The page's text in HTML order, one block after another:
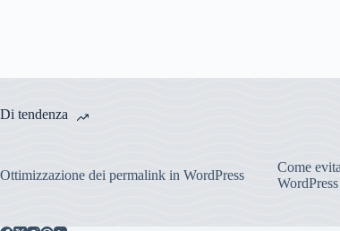
Di tendenza
Ottimizzazione dei permalink in WordPress
Come
WordPress